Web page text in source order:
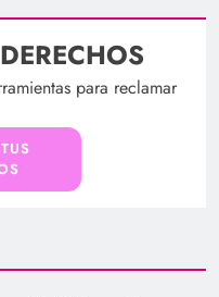
para reclamar